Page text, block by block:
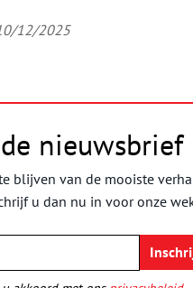
12/2025
nieuwsbrief
blijven van de mooiste
u dan nu in voor onze